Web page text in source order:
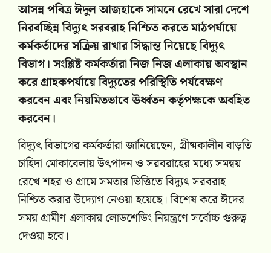
আসন্ন পবিত্র ঈদুল আজহাকে সামনে রেখে সারা দেশে
নিরবচ্ছিন্ন বিদ্যুৎ সরবরাহ নিশ্চিত করতে মাঠপর্যায়ে
কর্মকর্তাদের সক্রিয় রাখার সিদ্ধান্ত নিয়েছে বিদ্যুৎ
বিভাগ। সংশ্লিষ্ট কর্মকর্তারা নিজ নিজ এলাকায় অবস্থান
করে গ্রাহকপর্যায়ে বিদ্যুতের পরিস্থিতি পর্যবেক্ষণ
করবেন এবং নিয়মিতভাবে ঊর্ধ্বতন কর্তৃপক্ষকে অবহিত
করবেন।
বিদ্যুৎ বিভাগের কর্মকর্তারা জানিয়েছেন, গ্রীষ্মকালীন বাড়তি
চাহিদা মোকাবেলায় উৎপাদন ও সরবরাহের মধ্যে সমন্বয়
রেখে শহর ও গ্রামে সমতার ভিত্তিতে বিদ্যুৎ সরবরাহ
নিশ্চিত করার উদ্যোগ নেওয়া হয়েছে। বিশেষ করে ঈদের
সময় গ্রামীণ এলাকায় লোডশেডিং নিয়ন্ত্রণে সর্বোচ্চ গুরুত্ব
দেওয়া হবে।